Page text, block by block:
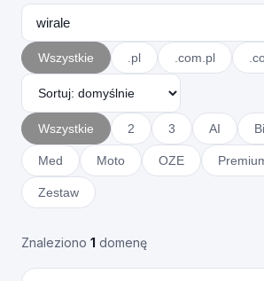
Wszystkie .pl .com.pl
Wszystkie 2 3 AI
Med Moto OZE
Zestaw
Znaleziono 1 domenę